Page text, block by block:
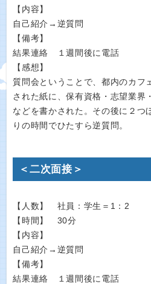
【内容】
自己紹介→逆質問
【備考】
結果連絡 １週間後に電話
【感想】
質問会ということで、都内のカフ
された紙に、保有資格・志望業界
などを書かされた。その後に２つ
りの時間でひたすら逆質問。
＜二次面接＞
【人数】 社員：学生＝1：2
【時間】 30分
【内容】
自己紹介→逆質問
【備考】
結果連絡 １週間後に電話